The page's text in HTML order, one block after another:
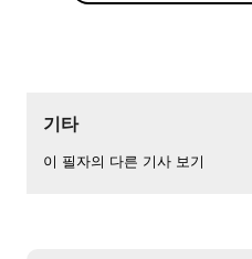
기타
이 필자의 다른 기사 보기